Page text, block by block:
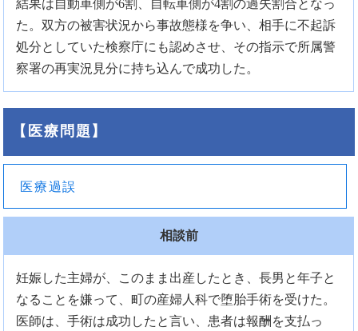
結果は自動車側が6割、自転車側が4割の過失割合となっ
た。双方の被害状況から事故態様を争い、相手に不起訴
処分としていた検察庁にも認めさせ、その指示で所属警
察署の再実況見分に持ち込んで成功した。
【医療問題】
医療過誤
相談前
妊娠した主婦が、このまま出産したとき、長男と年子と
なることを嫌って、町の産婦人科で堕胎手術を受けた。
医師は、手術は成功したと言い、患者は報酬を支払っ